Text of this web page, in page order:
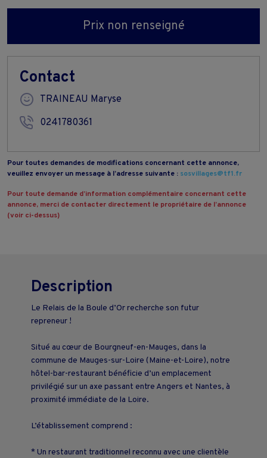
Prix non renseigné
Contact
TRAINEAU Maryse
0241780361
Pour toutes demandes de modifications concernant cette annonce,
veuillez envoyer un message à l’adresse suivante : sosvillages@tf1.fr
Pour toute demande d’information complémentaire concernant cette
annonce, merci de contacter directement le propriétaire de l’annonce
(voir ci-dessus)
Description
Le Relais de la Boule d’Or recherche son futur
repreneur !
Situé au cœur de Bourgneuf-en-Mauges, dans la
commune de Mauges-sur-Loire (Maine-et-Loire), notre
hôtel-bar-restaurant bénéficie d’un emplacement
privilégié sur un axe passant entre Angers et Nantes, à
proximité immédiate de la Loire.
L’établissement comprend :
* Un restaurant traditionnel reconnu avec une clientèle